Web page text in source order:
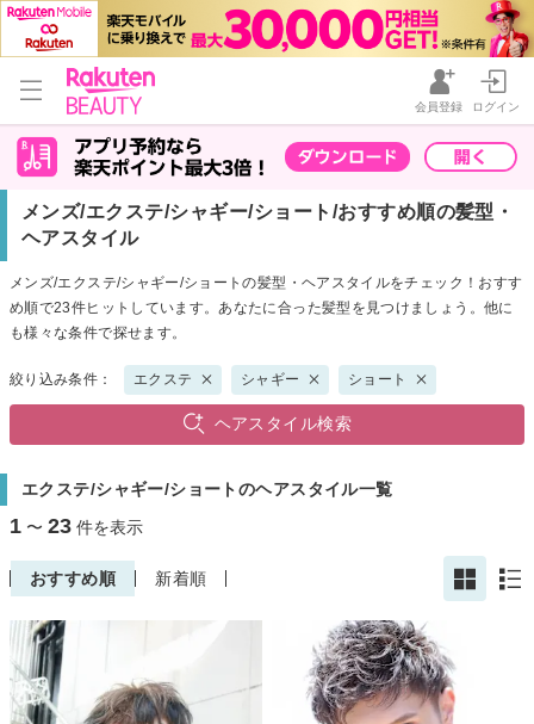
会員登録 ログイン
メンズ/エクステ/シャギー/ショート/おすすめ順の髪型・
ヘアスタイル
メンズ/エクステ/シャギー/ショートの髪型・ヘアスタイルをチェック！おすす
め順で23件ヒットしています。あなたに合った髪型を見つけましょう。他に
も様々な条件で探せます。
絞り込み条件： エクステ シャギー ショート
ヘアスタイル検索
エクステ/シャギー/ショートのヘアスタイル一覧
1 〜 23 件を表示
おすすめ順 新着順